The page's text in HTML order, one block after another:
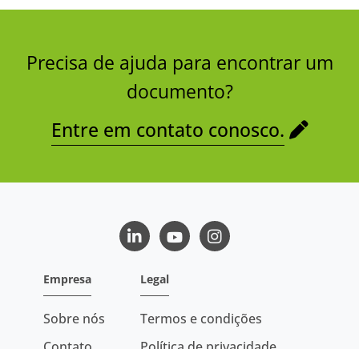
Precisa de ajuda para encontrar um
documento?
Entre em contato conosco.
LinkedInYoutubeInstagram
Empresa
Sobre nós
Legal
Termos e condições